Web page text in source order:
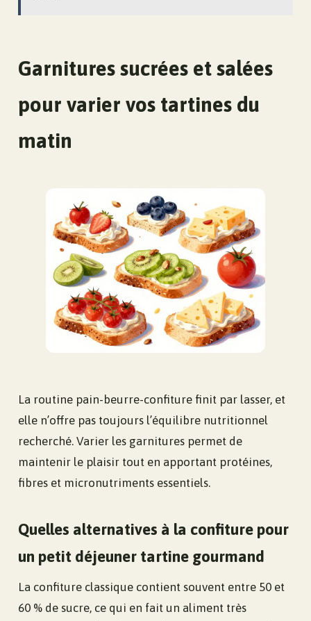
Garnitures sucrées et salées
pour varier vos tartines du
matin
La routine pain-beurre-confiture finit par lasser, et
elle n’offre pas toujours l’équilibre nutritionnel
recherché. Varier les garnitures permet de
maintenir le plaisir tout en apportant protéines,
fibres et micronutriments essentiels.
Quelles alternatives à la confiture pour
un petit déjeuner tartine gourmand
La confiture classique contient souvent entre 50 et
60 % de sucre, ce qui en fait un aliment très